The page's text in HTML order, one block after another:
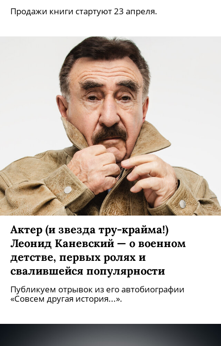
Продажи книги стартуют 23 апреля.
Актер (и звезда тру-крайма!)
Леонид Каневский — о военном
детстве, первых ролях и
свалившейся популярности
Публикуем отрывок из его автобиографии
«Совсем другая история...».